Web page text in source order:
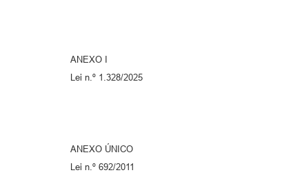
ANEXO I
Lei n.º 1.328/2025
ANEXO ÚNICO
Lei n.º 692/2011